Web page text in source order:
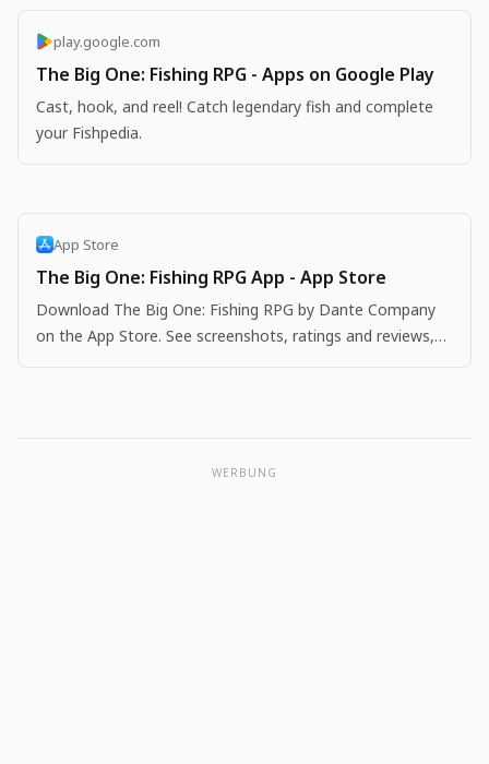
play.google.com
The Big One: Fishing RPG - Apps on Google Play
Cast, hook, and reel! Catch legendary fish and complete
your Fishpedia.
App Store
The Big One: Fishing RPG App - App Store
Download The Big One: Fishing RPG by Dante Company
on the App Store. See screenshots, ratings and reviews,
WERBUNG